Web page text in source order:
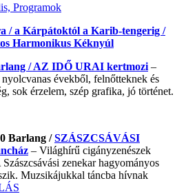
Programok
/ a Kárpátoktól a Karib-tengerig /
Harmonikus Kéknyúl
/AZ IDŐ URAI kertmozi –
évekből, felnőtteknek és
sok érzelem, szép grafika, jó történet.
Barlang /SZÁSZCSÁVÁSI
– Világhírű cigányzenészek
zenekar hagyományos
Muzsikájukkal táncba hívnak